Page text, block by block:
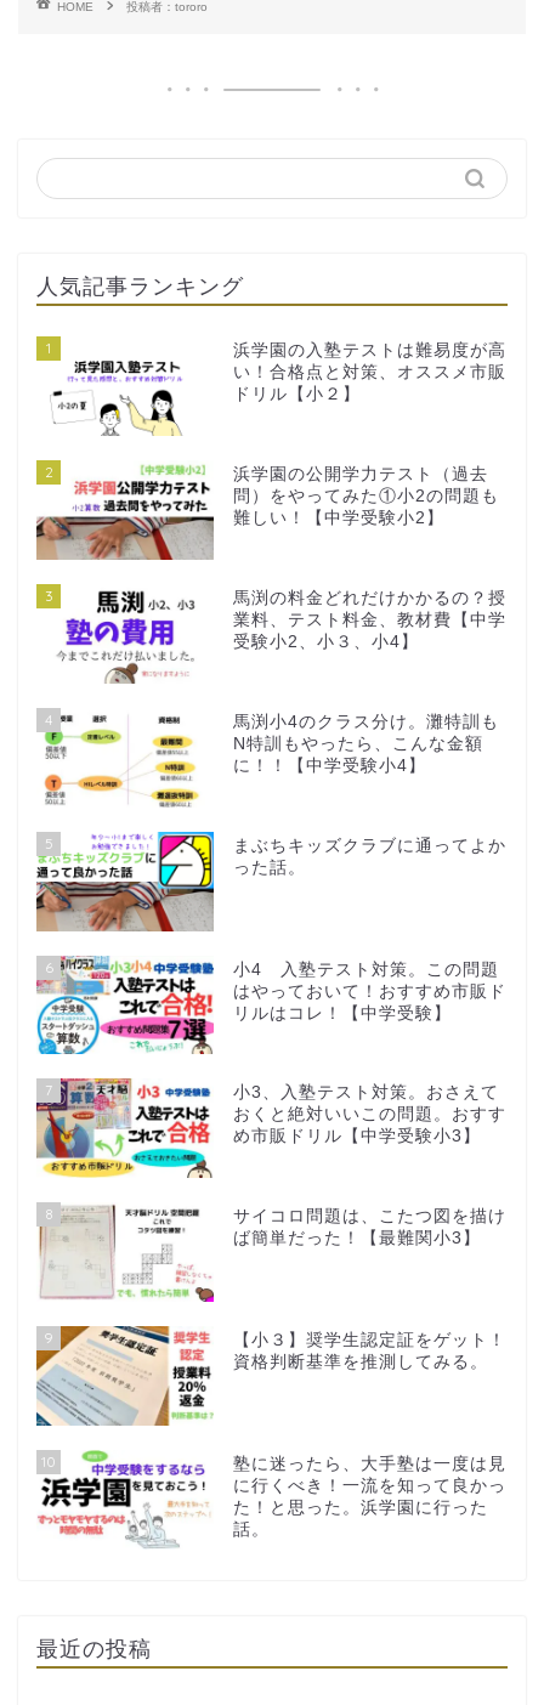
HOME 投稿者：tororo
人気記事ランキング
1
浜学園の入塾テストは難易度が高
い！合格点と対策、オススメ市販
ドリル【小２】
2
浜学園の公開学力テスト（過去
問）をやってみた①小2の問題も
難しい！【中学受験小2】
3
馬渕の料金どれだけかかるの？授
業料、テスト料金、教材費【中学
受験小2、小３、小4】
4
馬渕小4のクラス分け。灘特訓も
N特訓もやったら、こんな金額
に！！【中学受験小4】
5
まぶちキッズクラブに通ってよか
った話。
6
小4 入塾テスト対策。この問題
はやっておいて！おすすめ市販ド
リルはコレ！【中学受験】
7
小3、入塾テスト対策。おさえて
おくと絶対いいこの問題。おすす
め市販ドリル【中学受験小3】
8
サイコロ問題は、こたつ図を描け
ば簡単だった！【最難関小3】
9
【小３】奨学生認定証をゲット！
資格判断基準を推測してみる。
10
塾に迷ったら、大手塾は一度は見
に行くべき！一流を知って良かっ
た！と思った。浜学園に行った
話。
最近の投稿